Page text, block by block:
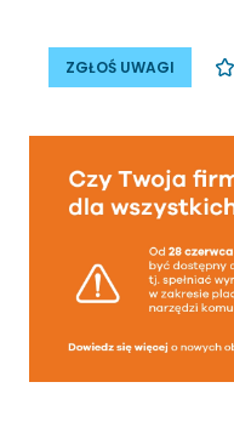
ZGŁOŚ UWAGI